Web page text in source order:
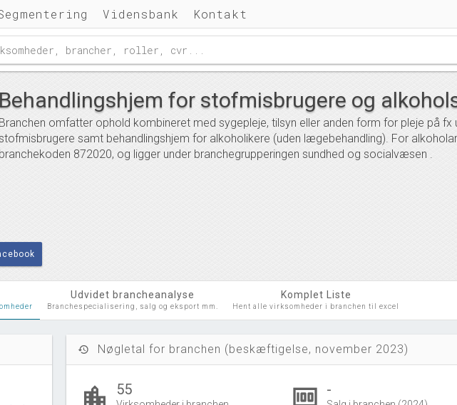
Vidensbank Kontakt
Behandlingshjem for stofmisbrugere og
Branchen omfatter ophold kombineret med sygepleje, tilsyn eller anden form for pleje på
samt behandlingshjem for alkoholikere (uden lægebehandling). For
branchekoden 872020, og ligger under branchegrupperingen sundhed og socialvæsen .
Udvidet brancheanalyse
Branchespecialisering, salg og eksport mm.
Komplet Liste
Hent alle virksomheder i branchen til excel
history Nøgletal for branchen (beskæftigelse, november 2023)
location_city 55 money -